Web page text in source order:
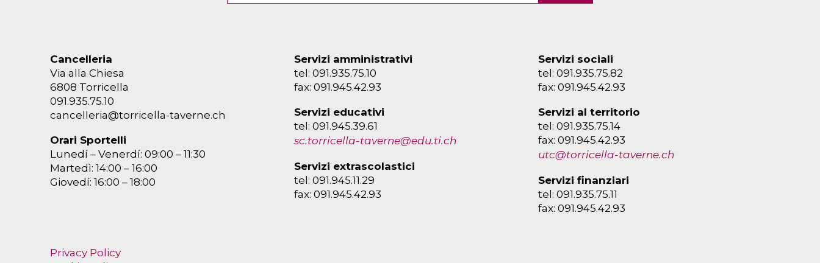
Cancelleria
Via alla Chiesa
6808 Torricella
091.935.75.10
cancelleria@torricella-taverne.ch
Orari Sportelli
Lunedí – Venerdí: 09:00 – 11:30
Martedì: 14:00 – 16:00
Giovedí: 16:00 – 18:00
Servizi amministrativi
tel: 091.935.75.10
fax: 091.945.42.93
Servizi educativi
tel: 091.945.39.61
sc.torricella-taverne@edu.ti.ch
Servizi extrascolastici
tel: 091.945.11.29
fax: 091.945.42.93
Servizi sociali
tel: 091.935.75.82
fax: 091.945.42.93
Servizi al territorio
tel: 091.935.75.14
fax: 091.945.42.93
utc@torricella-taverne.ch
Servizi finanziari
tel: 091.935.75.11
fax: 091.945.42.93
Privacy Policy